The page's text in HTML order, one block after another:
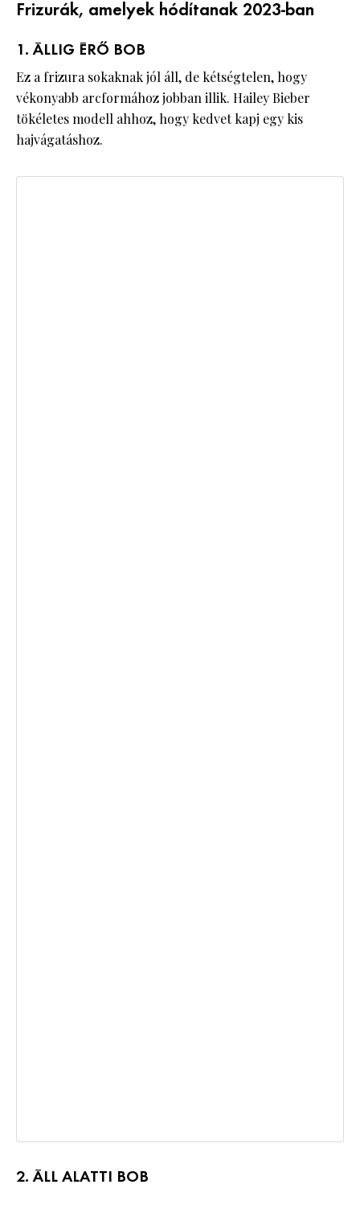
Frizurák, amelyek hódítanak 2023-ban
1. ÁLLIG ÉRŐ BOB
Ez a frizura sokaknak jól áll, de kétségtelen, hogy
vékonyabb arcformához jobban illik. Hailey Bieber
tökéletes modell ahhoz, hogy kedvet kapj egy kis
hajvágatáshoz.
2. ÁLL ALATTI BOB